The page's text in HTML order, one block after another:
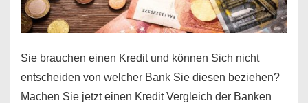
Sie brauchen einen Kredit und können Sich nicht
entscheiden von welcher Bank Sie diesen beziehen?
Machen Sie jetzt einen Kredit Vergleich der Banken